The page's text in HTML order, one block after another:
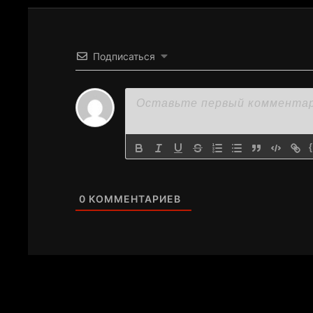
Подписаться
0 КОММЕНТАРИЕВ